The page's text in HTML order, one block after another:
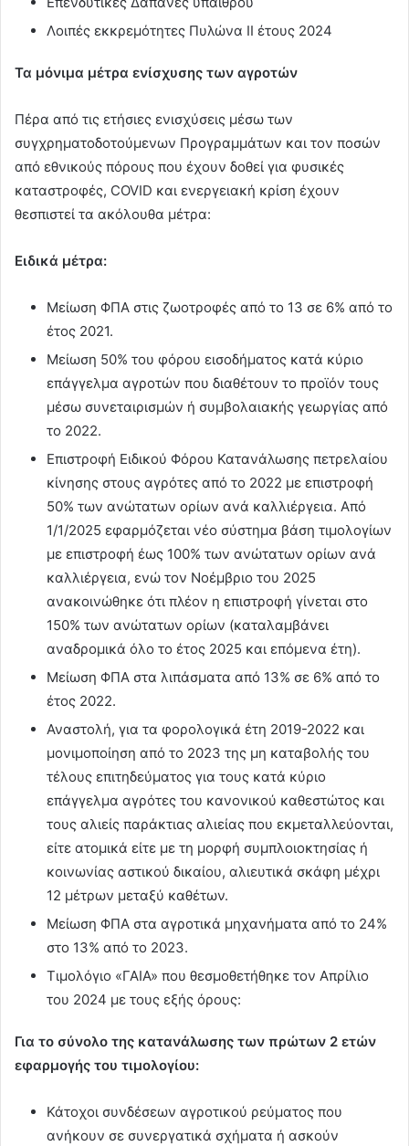
Λοιπές εκκρεμότητες Πυλώνα ΙΙ έτους 2024
Τα μόνιμα μέτρα ενίσχυσης των αγροτών
Πέρα από τις ετήσιες ενισχύσεις μέσω των
συγχρηματοδοτούμενων Προγραμμάτων και τον ποσών
από εθνικούς πόρους που έχουν δοθεί για φυσικές
καταστροφές, COVID και ενεργειακή κρίση έχουν
θεσπιστεί τα ακόλουθα μέτρα:
Ειδικά μέτρα:
Μείωση ΦΠΑ στις ζωοτροφές από το 13 σε 6% από το
έτος 2021.
Μείωση 50% του φόρου εισοδήματος κατά κύριο
επάγγελμα αγροτών που διαθέτουν το προϊόν τους
μέσω συνεταιρισμών ή συμβολαιακής γεωργίας από
το 2022.
Επιστροφή Ειδικού Φόρου Κατανάλωσης πετρελαίου
κίνησης στους αγρότες από το 2022 με επιστροφή
50% των ανώτατων ορίων ανά καλλιέργεια. Από
1/1/2025 εφαρμόζεται νέο σύστημα βάση τιμολογίων
με επιστροφή έως 100% των ανώτατων ορίων ανά
καλλιέργεια, ενώ τον Νοέμβριο του 2025
ανακοινώθηκε ότι πλέον η επιστροφή γίνεται στο
150% των ανώτατων ορίων (καταλαμβάνει
αναδρομικά όλο το έτος 2025 και επόμενα έτη).
Μείωση ΦΠΑ στα λιπάσματα από 13% σε 6% από το
έτος 2022.
Αναστολή, για τα φορολογικά έτη 2019-2022 και
μονιμοποίηση από το 2023 της μη καταβολής του
τέλους επιτηδεύματος για τους κατά κύριο
επάγγελμα αγρότες του κανονικού καθεστώτος και
τους αλιείς παράκτιας αλιείας που εκμεταλλεύονται,
είτε ατομικά είτε με τη μορφή συμπλοιοκτησίας ή
κοινωνίας αστικού δικαίου, αλιευτικά σκάφη μέχρι
12 μέτρων μεταξύ καθέτων.
Μείωση ΦΠΑ στα αγροτικά μηχανήματα από το 24%
στο 13% από το 2023.
Τιμολόγιο «ΓΑΙΑ» που θεσμοθετήθηκε τον Απρίλιο
του 2024 με τους εξής όρους:
Για το σύνολο της κατανάλωσης των πρώτων 2 ετών
εφαρμογής του τιμολογίου:
Κάτοχοι συνδέσεων αγροτικού ρεύματος που
ανήκουν σε συνεργατικά σχήματα ή ασκούν